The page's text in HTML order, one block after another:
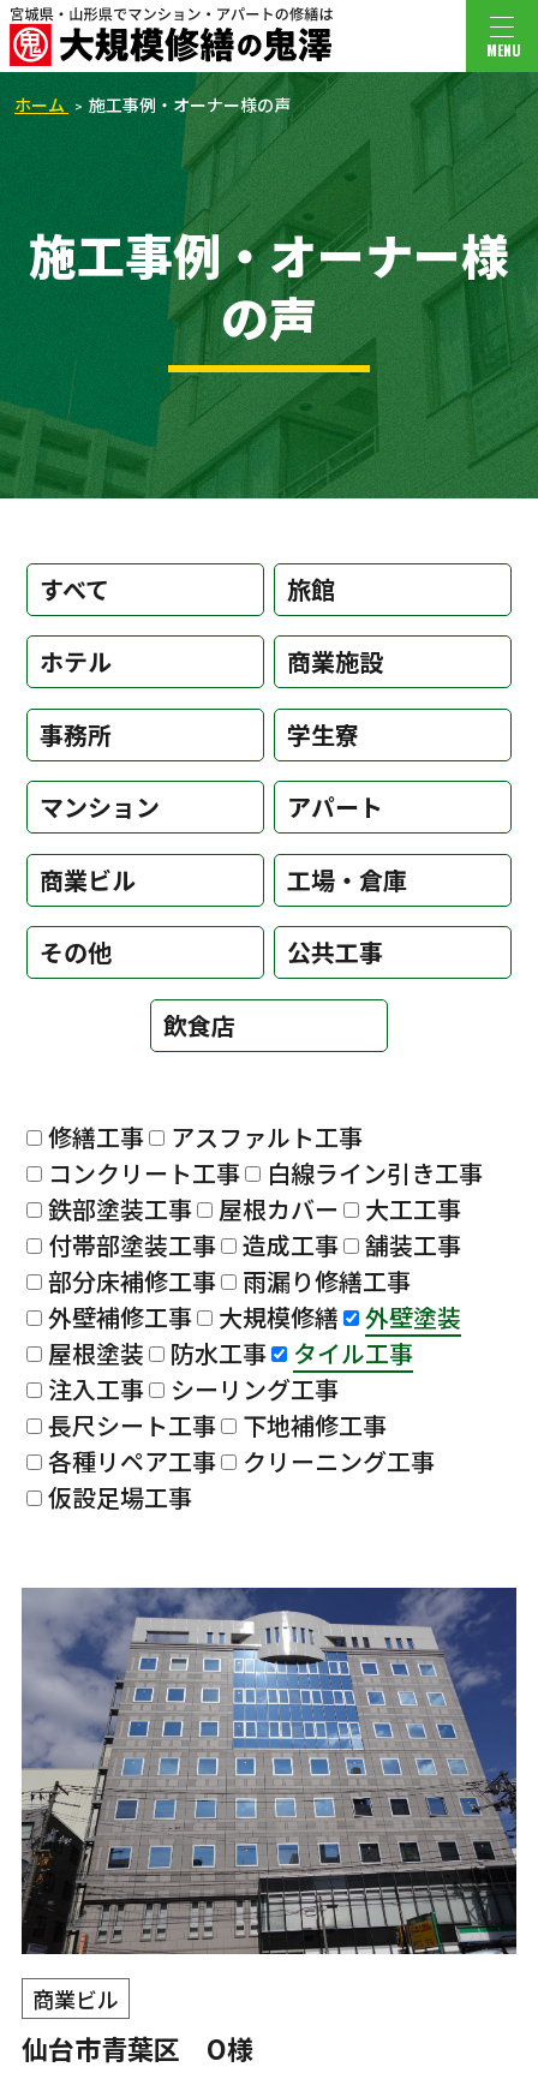
MENU
ホーム 施工事例・オーナー様の声
施工事例・オーナー様
の声
すべて 旅館
ホテル 商業施設
事務所 学生寮
マンション アパート
商業ビル 工場・倉庫
その他 公共工事
飲食店
修繕工事
アスファルト工事
コンクリート工事
白線ライン引き工事
鉄部塗装工事
屋根カバー
大工工事
付帯部塗装工事
造成工事
舗装工事
部分床補修工事
雨漏り修繕工事
外壁補修工事
大規模修繕
外壁塗装
屋根塗装
防水工事
タイル工事
注入工事
シーリング工事
長尺シート工事
下地補修工事
各種リペア工事
クリーニング工事
仮設足場工事
商業ビル
仙台市青葉区 O様